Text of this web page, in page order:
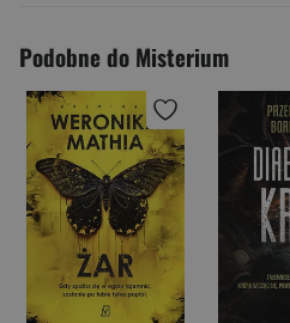
Podobne do Misterium